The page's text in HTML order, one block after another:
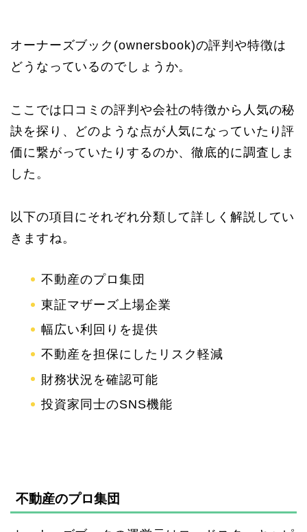
オーナーズブック(ownersbook)の評判や特徴は
どうなっているのでしょうか。
ここでは口コミの評判や会社の特徴から人気の秘
訣を探り、どのような点が人気になっていたり評
価に繋がっていたりするのか、徹底的に調査しま
した。
以下の項目にそれぞれ分類して詳しく解説してい
きますね。
不動産のプロ集団
東証マザーズ上場企業
幅広い利回りを提供
不動産を担保にしたリスク軽減
財務状況を確認可能
投資家同士のSNS機能
不動産のプロ集団